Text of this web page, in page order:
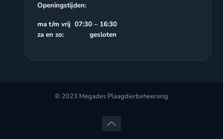
Openingstijden:
ma t/m vrij 07:30 – 16:30
za en zo: gesloten
© 2023 Megades Plaagdierbeheersing